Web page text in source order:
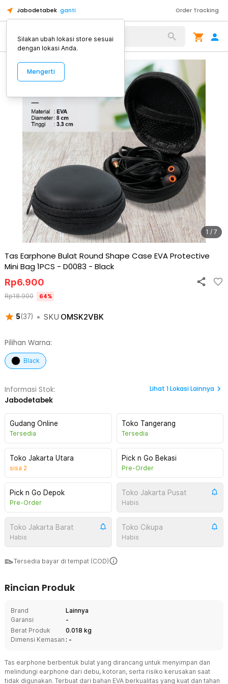
Jabodetabek ganti Order Tracking
Alat Kopi
1 / 7
Tas Earphone Bulat Round Shape Case EVA Protective
Mini Bag 1PCS - D0083 - Black
5(37) • SKU OMSK2VBK
Rp6.900
Rp18.900 64%
Pilihan Warna:
Black
Informasi Stok:
Jabodetabek
Lihat 1Lokasi Lainnya
Gudang Online
Tersedia
Toko Tangerang
Tersedia
Toko Jakarta Utara
sisa 2
Pick n Go Bekasi
Pre-Order
Pick n Go Depok
Pre-Order
Toko Jakarta Pusat
Habis
Toko Jakarta Barat
Habis
Toko Cikupa
Habis
Tersedia bayar di tempat (COD)
Rincian Produk
Brand
Lainnya
Garansi
-
Berat Produk
0.018 kg
Dimensi Kemasan : -
Tas earphone berbentuk bulat yang dirancang untuk menyimpan dan
melindungi earphone dari debu, kotoran, serta risiko kerusakan saat
tidak digunakan. Terbuat dari bahan EVA berkualitas yang kuat dan tahan
Silakan ubah lokasi store sesuai
dengan lokasi Anda.
Mengerti